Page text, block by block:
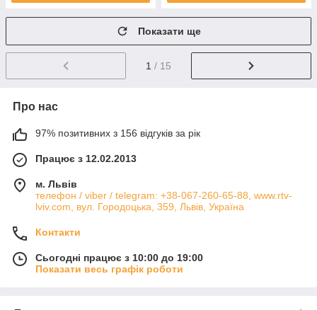
Показати ще
1 / 15
Про нас
97% позитивних з 156 відгуків за рік
Працює з 12.02.2013
м. Львів
телефон / viber / telegram: +38-067-260-65-88, www.rtv-
lviv.com, вул. Городоцька, 359, Львів, Україна
Контакти
Сьогодні працює з 10:00 до 19:00
Показати весь графік роботи